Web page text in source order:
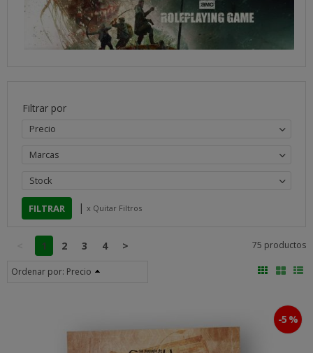
Filtrar por
Precio
Marcas
Stock
| x Quitar Filtros
1 2 3 4 > 75 productos
Ordenar por: Precio
-5 %